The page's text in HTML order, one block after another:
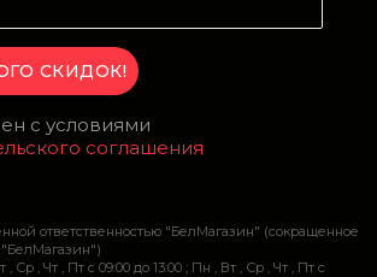
с условиями
соглашения
ответственностью "БелМагазин" (сокращенное
, Чт , Пт c 09:00 до 13:00 ; Пн , Вт , Ср , Чт , Пт c